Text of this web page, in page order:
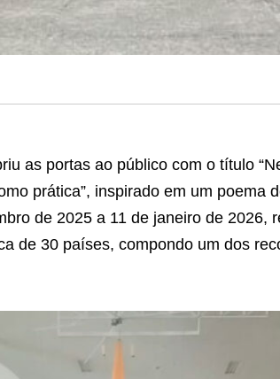
as portas ao público com o título
prática”, inspirado em um poema
de 2025 a 11 de janeiro de 2026,
de 30 países, compondo um dos